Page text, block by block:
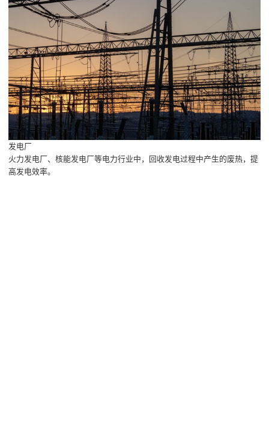
发电厂
火力发电厂、核能发电厂等电力行业中，回收发电过程中产生的废热，提
高发电效率。